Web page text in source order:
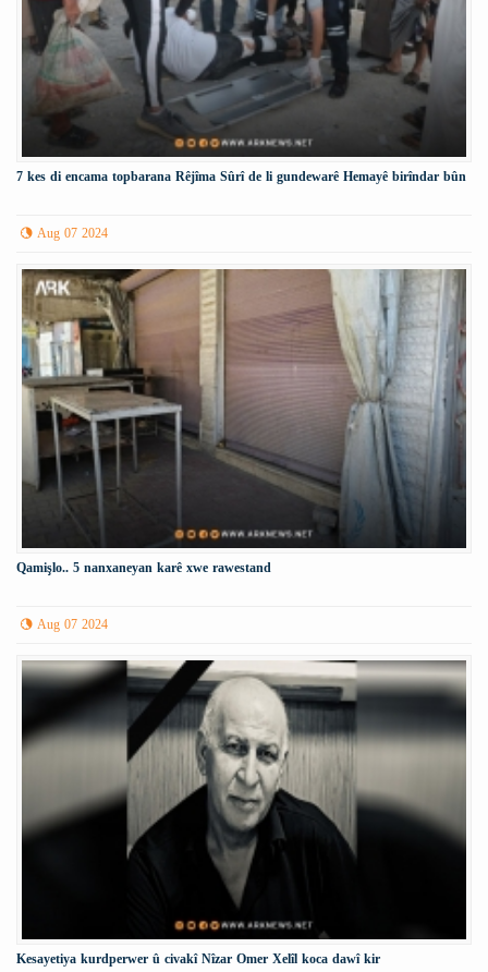
7 kes di encama topbarana Rêjîma Sûrî de li gundewarê Hemayê birîndar bûn
Aug 07 2024
Qamişlo.. 5 nanxaneyan karê xwe rawestand
Aug 07 2024
Kesayetiya kurdperwer û civakî Nîzar Omer Xelîl koca dawî kir